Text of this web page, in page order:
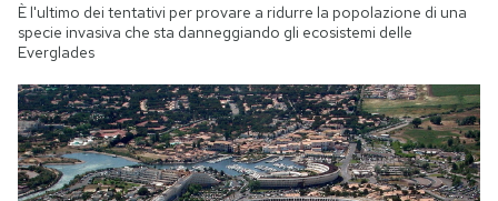
È l'ultimo dei tentativi per provare a ridurre la popolazione di una
specie invasiva che sta danneggiando gli ecosistemi delle
Everglades